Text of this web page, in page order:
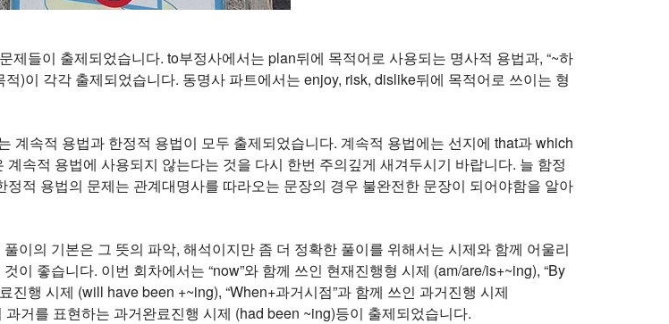
제들이 출제되었습니다. to부정사에서는 plan뒤에 목적어로 사용되는 명사적 용법과, “~하
)이 각각 출제되었습니다. 동명사 파트에서는 enjoy, risk, dislike뒤에 목적어로 쓰이는 형
계속적 용법과 한정적 용법이 모두 출제되었습니다. 계속적 용법에는 선지에 that과 which
계속적 용법에 사용되지 않는다는 것을 다시 한번 주의깊게 새겨두시기 바랍니다. 늘 함정
정적 용법의 문제는 관계대명사를 따라오는 문장의 경우 불완전한 문장이 되어야함을 알아
이의 기본은 그 뜻의 파악, 해석이지만 좀 더 정확한 풀이를 위해서는 시제와 함께 어울리
이 좋습니다. 이번 회차에서는 “now”와 함께 쓰인 현재진행형 시제 (am/are/is+~ing), “By
진행 시제 (will have been +~ing), “When+과거시점”과 함께 쓰인 과거진행 시제
거를 표현하는 과거완료진행 시제 (had been ~ing)등이 출제되었습니다.